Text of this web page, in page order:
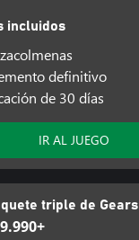
incluidos
definitivo
de 30 días
IR AL JUEGO
triple de Gears